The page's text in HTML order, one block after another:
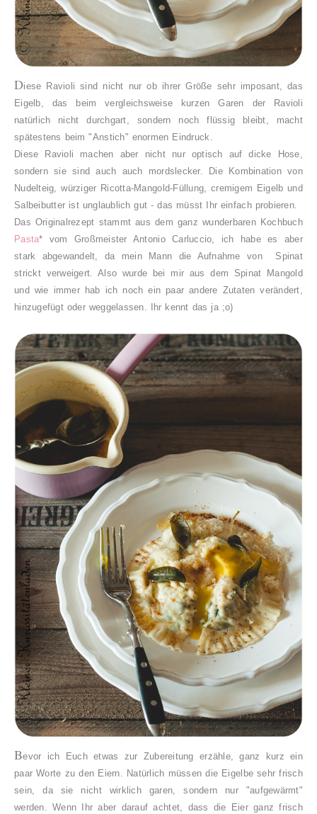
Diese Ravioli sind nicht nur ob ihrer Größe sehr imposant, das
Eigelb, das beim vergleichsweise kurzen Garen der Ravioli
natürlich nicht durchgart, sondern noch flüssig bleibt, macht
spätestens beim "Anstich" enormen Eindruck.
Diese Ravioli machen aber nicht nur optisch auf dicke Hose,
sondern sie sind auch auch mordslecker. Die Kombination von
Nudelteig, würziger Ricotta-Mangold-Füllung, cremigem Eigelb und
Salbeibutter ist unglaublich gut - das müsst Ihr einfach probieren.
Das Originalrezept stammt aus dem ganz wunderbaren Kochbuch
Pasta* vom Großmeister Antonio Carluccio, ich habe es aber
stark abgewandelt, da mein Mann die Aufnahme von Spinat
strickt verweigert. Also wurde bei mir aus dem Spinat Mangold
und wie immer hab ich noch ein paar andere Zutaten verändert,
hinzugefügt oder weggelassen. Ihr kennt das ja ;o)
Bevor ich Euch etwas zur Zubereitung erzähle, ganz kurz ein
paar Worte zu den Eiern. Natürlich müssen die Eigelbe sehr frisch
sein, da sie nicht wirklich garen, sondern nur "aufgewärmt"
werden. Wenn Ihr aber darauf achtet, dass die Eier ganz frisch